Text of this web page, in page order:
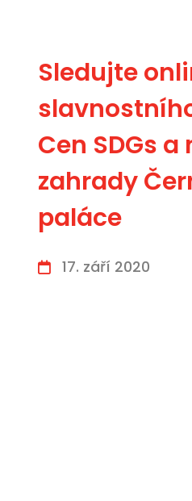
Sledujte
Cen SDGs
zahrady
paláce
17. září 2020